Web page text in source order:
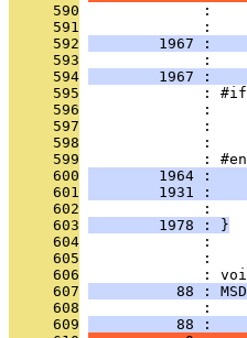
     590
:
     591
:
     592
1967 :
     593
:
     594
1967 :
     595
:
     596
:
     597
:
     598
:
     599
:
     600
1964 :
     601
1931 :
     602
:
     603
        1978 : }
     604
              :
     605
              :
     606
:
     607
88 :
     608
:
     609
88 :